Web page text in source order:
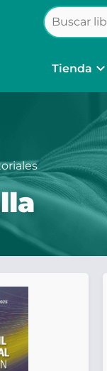
Tienda keyboard_arrow_down